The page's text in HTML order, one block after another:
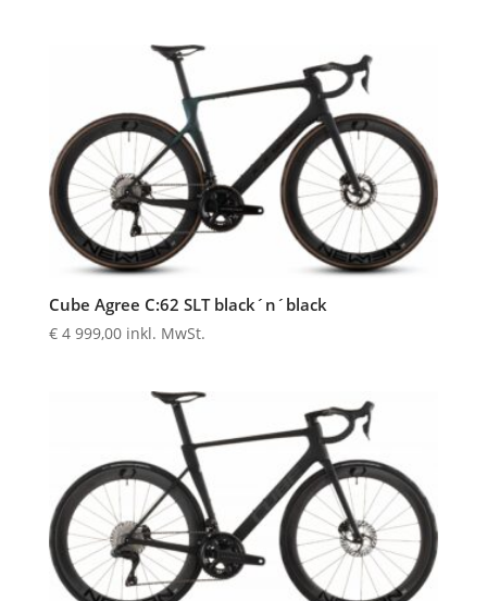
Cube Agree C:62 SLT black´n´black
€4 999,00 inkl. MwSt.